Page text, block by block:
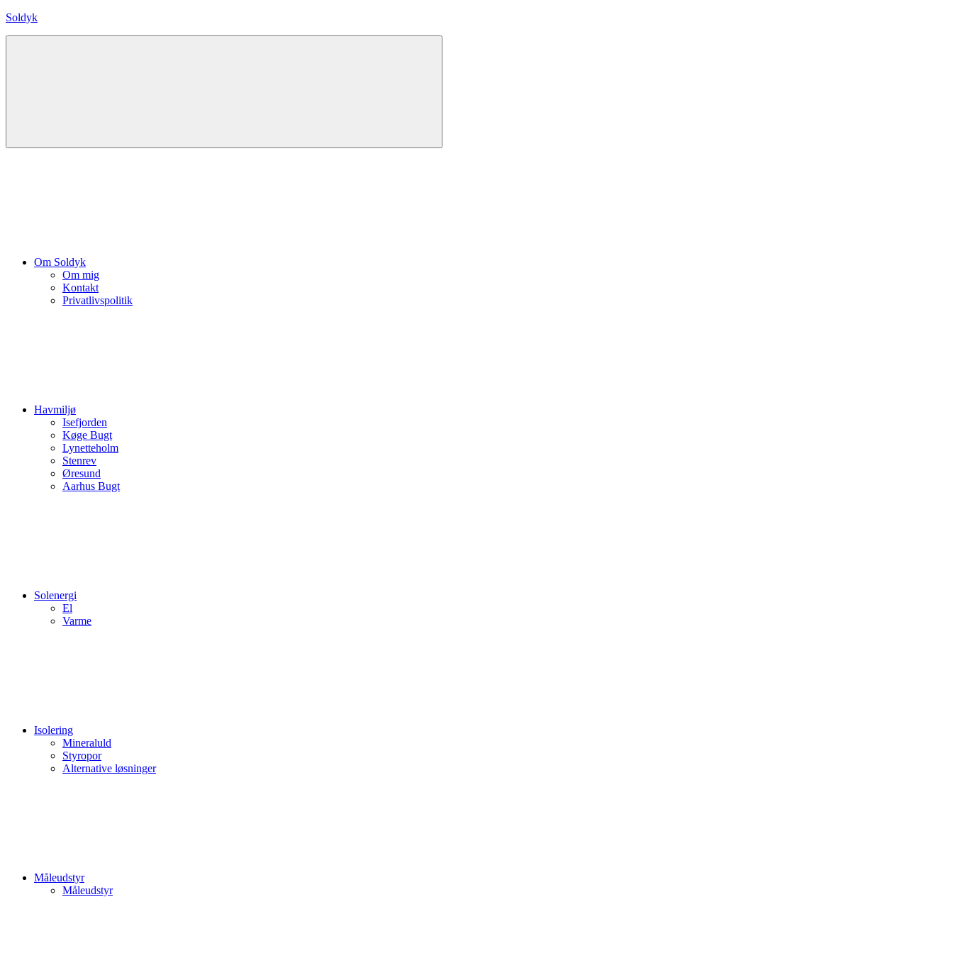
Skip
Soldyk
Menu
Om Soldyk
Om mig
Kontakt
Privatlivspolitik
Havmiljø
Isefjorden
Køge Bugt
Lynetteholm
Stenrev
Øresund
Aarhus Bugt
Solenergi
El
Varme
Isolering
Mineraluld
Styropor
Alternative løsninger
Måleudstyr
Måleudstyr